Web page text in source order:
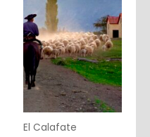
El Calafate